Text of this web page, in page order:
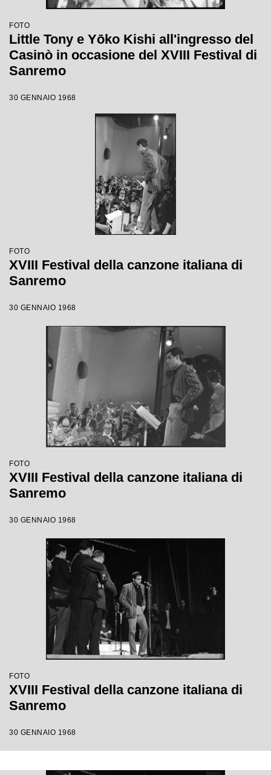
FOTO
Little Tony e Yōko Kishi all'ingresso del
Casinò in occasione del XVIII Festival di
Sanremo
30 GENNAIO 1968
FOTO
XVIII Festival della canzone italiana di
Sanremo
30 GENNAIO 1968
FOTO
XVIII Festival della canzone italiana di
Sanremo
30 GENNAIO 1968
FOTO
XVIII Festival della canzone italiana di
Sanremo
30 GENNAIO 1968